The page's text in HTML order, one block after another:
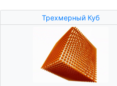
Трехмерный Куб